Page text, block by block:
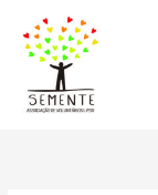
content